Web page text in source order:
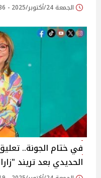
الجمعة 24/أكتوبر/2025 - 07:36 م
في ختام الجونة..
الحديدي بعد تريند